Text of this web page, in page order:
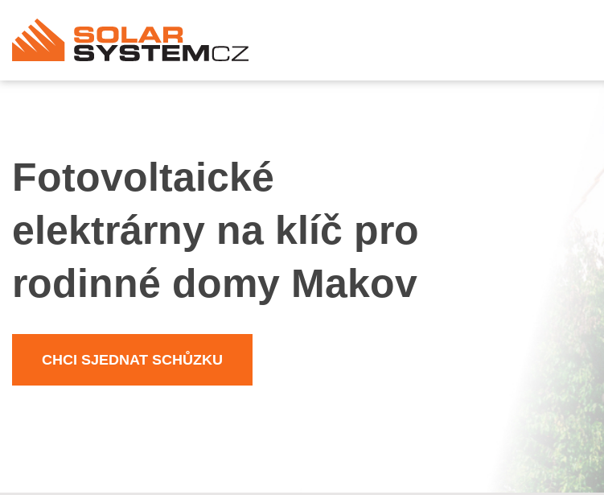
Fotovoltaické
elektrárny na klíč pro
rodinné domy Makov
CHCI SJEDNAT SCHŮZKU